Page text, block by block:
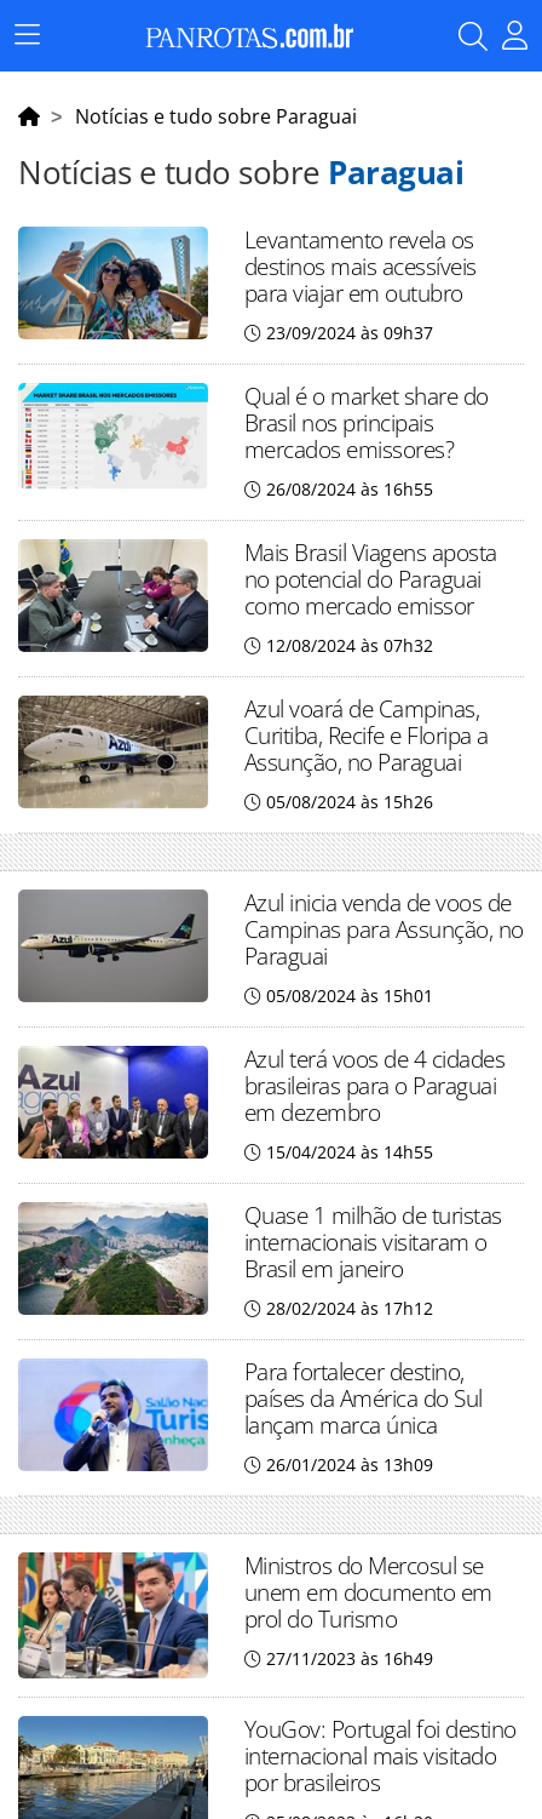
Menu
Principal
Notícias e tudo sobre Paraguai
Notícias e tudo sobre Paraguai
Levantamento revela os
destinos mais acessíveis
para viajar em outubro
23/09/2024 às 09h37
Qual é o market share do
Brasil nos principais
mercados emissores?
26/08/2024 às 16h55
Mais Brasil Viagens aposta
no potencial do Paraguai
como mercado emissor
12/08/2024 às 07h32
Azul voará de Campinas,
Curitiba, Recife e Floripa a
Assunção, no Paraguai
05/08/2024 às 15h26
Azul inicia venda de voos de
Campinas para Assunção, no
Paraguai
05/08/2024 às 15h01
Azul terá voos de 4 cidades
brasileiras para o Paraguai
em dezembro
15/04/2024 às 14h55
Quase 1 milhão de turistas
internacionais visitaram o
Brasil em janeiro
28/02/2024 às 17h12
Para fortalecer destino,
países da América do Sul
lançam marca única
26/01/2024 às 13h09
Ministros do Mercosul se
unem em documento em
prol do Turismo
27/11/2023 às 16h49
YouGov: Portugal foi destino
internacional mais visitado
por brasileiros